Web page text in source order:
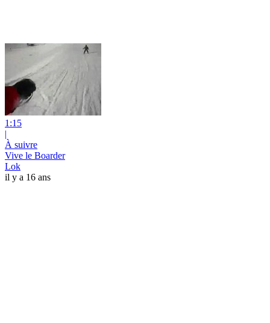
1:15
|
À suivre
Vive le Boarder
Lok
il y a 16 ans